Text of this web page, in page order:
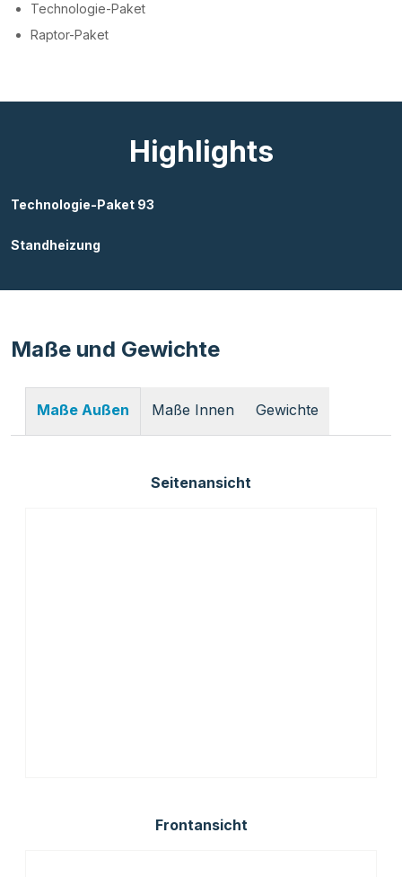
Technologie-Paket
Raptor-Paket
Highlights
Technologie-Paket 93
Standheizung
Maße und Gewichte
Maße Außen Maße Innen Gewichte
Seitenansicht
Frontansicht